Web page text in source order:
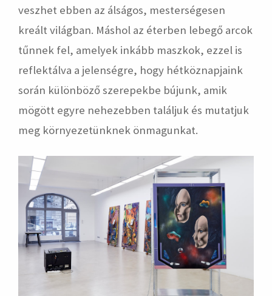
veszhet ebben az álságos, mesterségesen
kreált világban. Máshol az éterben lebegő arcok
tűnnek fel, amelyek inkább maszkok, ezzel is
reflektálva a jelenségre, hogy hétköznapjaink
során különböző szerepekbe bújunk, amik
mögött egyre nehezebben találjuk és mutatjuk
meg környezetünknek önmagunkat.